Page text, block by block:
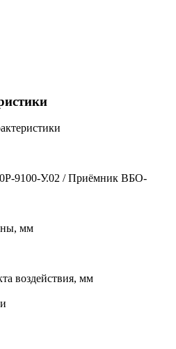
9100-У.02 / Приёмник ВБО-
мм
воздействия, мм